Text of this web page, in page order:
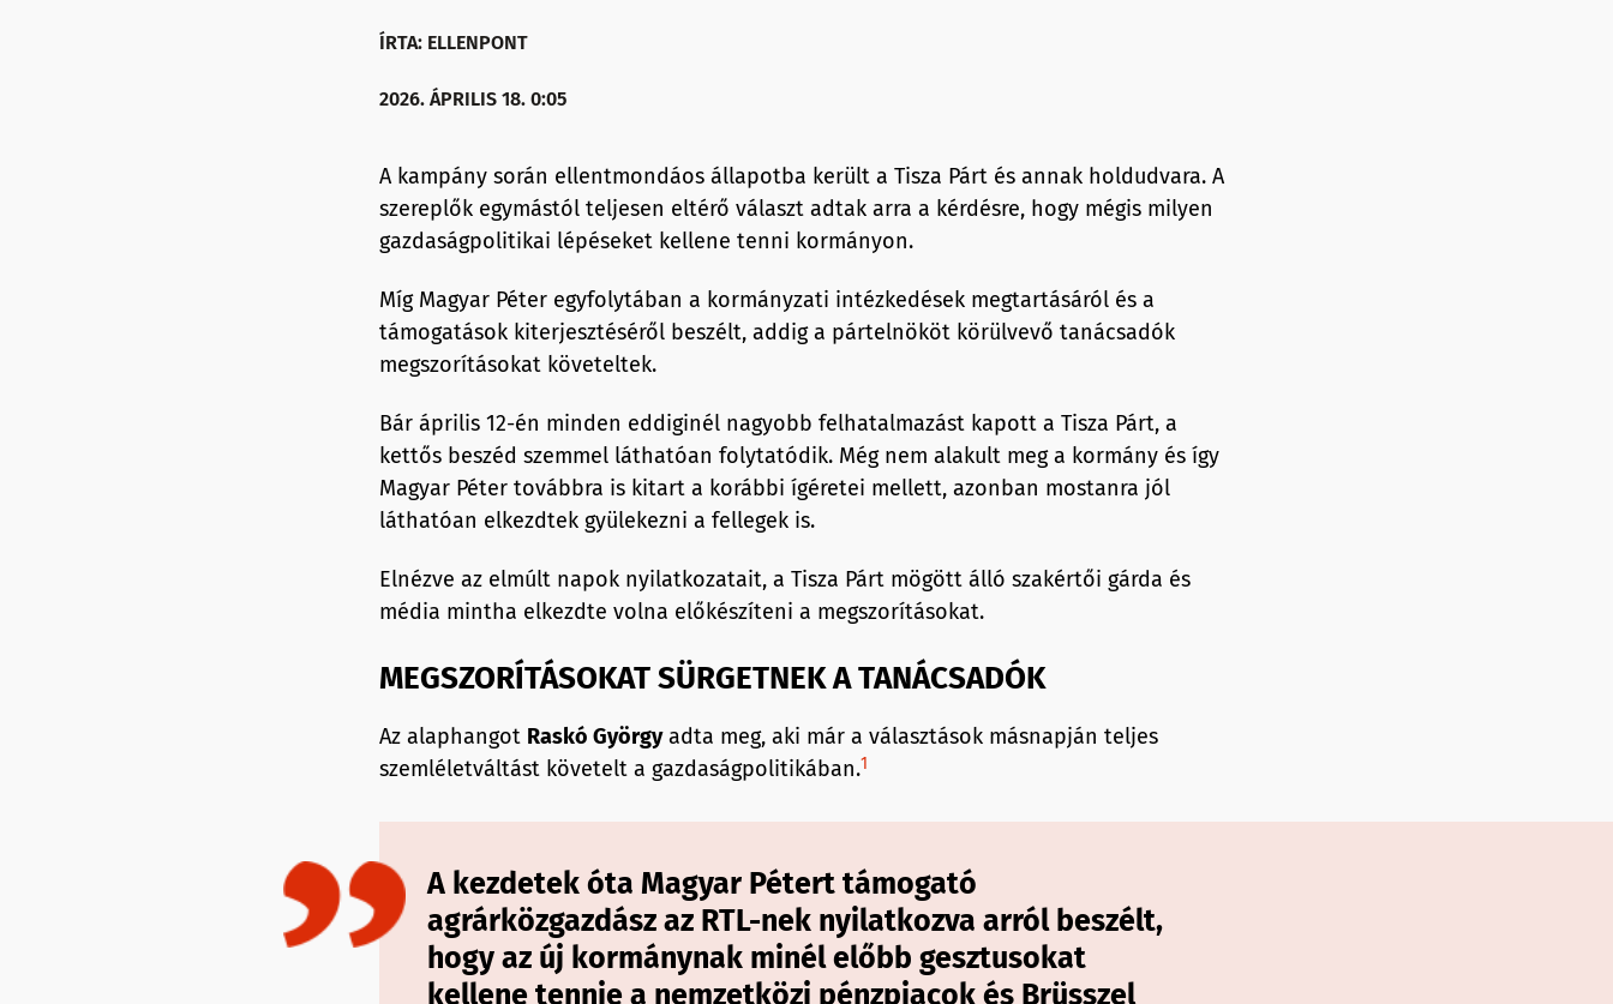
ÍRTA: ELLENPONT
2026. ÁPRILIS 18. 0:05
A kampány során ellentmondáos állapotba került a Tisza Párt és annak holdudvara. A
szereplők egymástól teljesen eltérő választ adtak arra a kérdésre, hogy mégis milyen
gazdaságpolitikai lépéseket kellene tenni kormányon.
Míg Magyar Péter egyfolytában a kormányzati intézkedések megtartásáról és a
támogatások kiterjesztéséről beszélt, addig a pártelnököt körülvevő tanácsadók
megszorításokat követeltek.
Bár április 12-én minden eddiginél nagyobb felhatalmazást kapott a Tisza Párt, a
kettős beszéd szemmel láthatóan folytatódik. Még nem alakult meg a kormány és így
Magyar Péter továbbra is kitart a korábbi ígéretei mellett, azonban mostanra jól
láthatóan elkezdtek gyülekezni a fellegek is.
Elnézve az elmúlt napok nyilatkozatait, a Tisza Párt mögött álló szakértői gárda és
média mintha elkezdte volna előkészíteni a megszorításokat.
MEGSZORÍTÁSOKAT SÜRGETNEK A TANÁCSADÓK
Az alaphangot Raskó Györgyadta meg, aki már a választások másnapján teljes
szemléletváltást követelt a gazdaságpolitikában.1
A kezdetek óta Magyar Pétert támogató
agrárközgazdász az RTL-nek nyilatkozva arról beszélt,
hogy az új kormánynak minél előbb gesztusokat
kellene tennie a nemzetközi pénzpiacok és Brüsszel